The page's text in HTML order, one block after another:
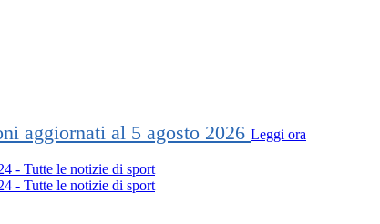
aggiornati al 5 agosto 2026 Leggi ora